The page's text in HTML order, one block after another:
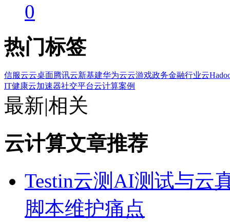
0
热门标签
信服云云桌面腾讯云新基建华为云云游戏政务金融行业云
IT健康云加速器社交平台云计算案例
最新|相关
云计算文章推荐
Testin云测AI测试与云
脚本维护痛点